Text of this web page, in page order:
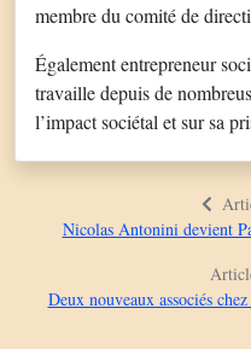
membre du comité de
Également entrepreneur
travaille depuis de
l’impact sociétal et sur sa
Nicolas Antonini devient
Deux nouveaux associés